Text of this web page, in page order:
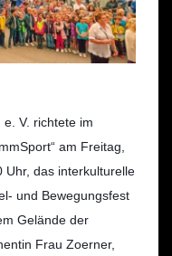
V. richtete im
am Freitag,
Uhr, das interkulturelle
und Bewegungsfest
Gelände der
Frau Zoerner,